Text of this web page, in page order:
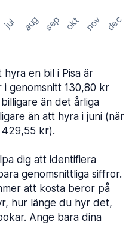
jul aug sep okt nov dec
hyra en bil i Pisa är
genomsnitt 130,80 kr
än det årliga
än att hyra i juni (när
429,55 kr).
dig att identifiera
genomsnittliga siffror.
att kosta beror på
hur länge du hyr det,
Ange bara dina